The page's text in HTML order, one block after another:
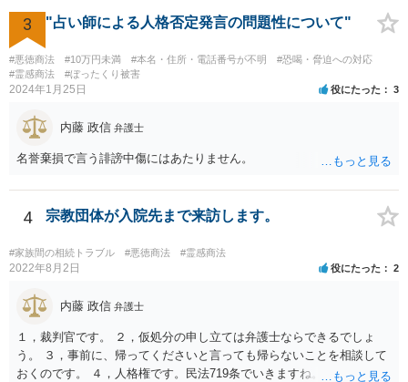
3 "占い師による人格否定発言の問題性について"
#悪徳商法 #10万円未満 #本名・住所・電話番号が不明
#恐喝・脅迫への対応
#霊感商法
#ぼったくり被害
2024年1月25日 役にたった 3
内藤 政信 弁護士
名誉棄損で言う誹謗中傷にはあたりません。
4 宗教団体が入院先まで来訪します。
#家族間の相続トラブル #悪徳商法 #霊感商法
2022年8月2日 役にたった 2
内藤 政信 弁護士
１，裁判官です。 ２，仮処分の申し立ては弁護士ならできるでしょ
う。 ３，事前に、帰ってくださいと言っても帰らないことを相談して
おくのです。 ４，人格権です。民法719条でいきますね。 これでおわ